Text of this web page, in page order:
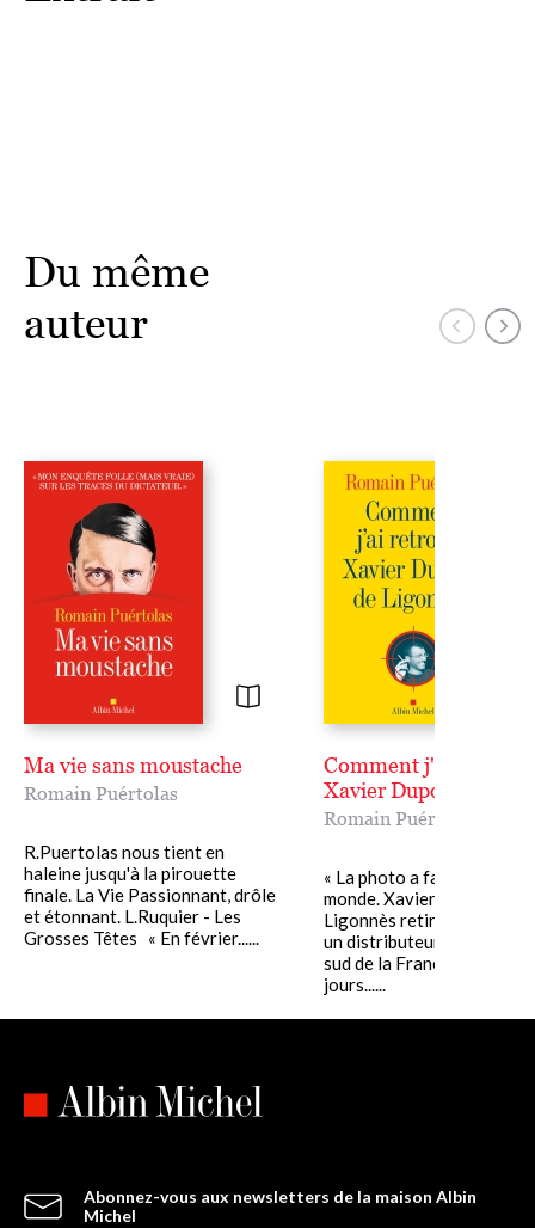
Du même
auteur
Ma vie sans moustache
Romain Puértolas
R.Puertolas nous tient en
haleine jusqu'à la pirouette
finale. La Vie Passionnant, drôle
et étonnant. L.Ruquier - Les
Grosses Têtes « En février......
Comment j'ai retrouvé
Xavier Dupont de
Romain Puértolas
« La photo a fait le tour du
monde. Xavier Dupont de
Ligonnès retirant trente
un distributeur
sud de la France quelques
jours......
Abonnez-vous aux newsletters de la maison Albin
Michel